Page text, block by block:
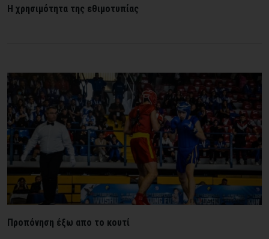
Η χρησιμότητα της εθιμοτυπίας
Προπόνηση έξω απο το κουτί